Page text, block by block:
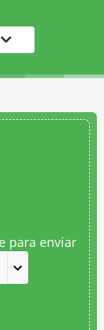
para enviar